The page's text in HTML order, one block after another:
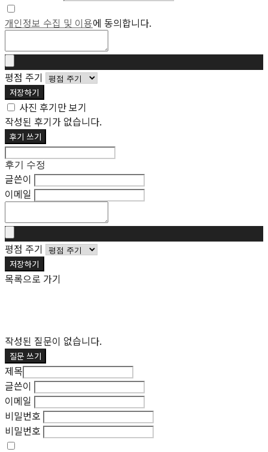
개인정보 수집 및 이용에 동의합니다.
평점 주기
저장하기
사진 후기만 보기
작성된 후기가 없습니다.
후기 쓰기
후기 수정
글쓴이
이메일
평점 주기
저장하기
목록으로 가기
작성된 질문이 없습니다.
질문 쓰기
제목
글쓴이
이메일
비밀번호
비밀번호